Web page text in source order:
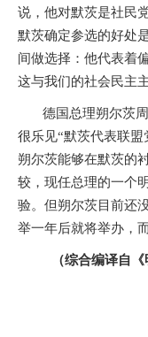
说，他对默茨是社民
默茨确定参选的好处
间做选择：他代表着
这与我们的社会民主
德国总理朔尔茨
很乐见“默茨代表联盟
朔尔茨能够在默茨的
较，现任总理的一个
验。但朔尔茨目前还
举一年后就将举办，
（综合编译自